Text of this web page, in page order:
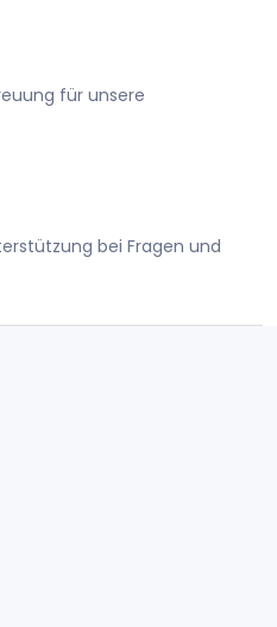
für unsere
bei Fragen und